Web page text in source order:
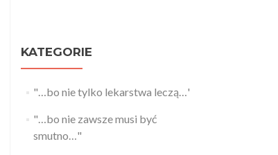
KATEGORIE
"…bo nie tylko lekarstwa leczą…'
"…bo nie zawsze musi być
smutno…"